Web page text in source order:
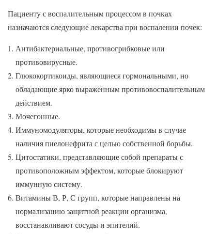
Пациенту с воспалительным процессом в почках
назначаются следующие лекарства при воспалении почек:
Антибактериальные, противогрибковые или
противовирусные.
Глюкокортикоиды, являющиеся гормональными, но
обладающие ярко выраженным противовоспалительным
действием.
Мочегонные.
Иммуномодуляторы, которые необходимы в случае
наличия пиелонефрита с целью собственной борьбы.
Цитостатики, представляющие собой препараты с
противоположным эффектом, которые блокируют
иммунную систему.
Витамины В, Р, С групп, которые направлены на
нормализацию защитной реакции организма,
восстанавливают сосуды и эпителий.